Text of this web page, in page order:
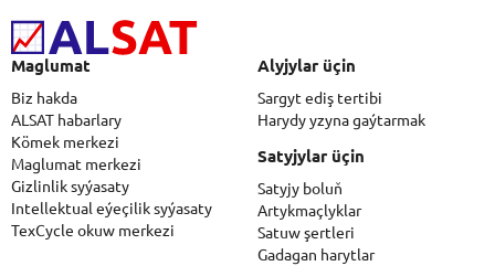
Maglumat
Biz hakda
ALSAT habarlary
Kömek merkezi
Maglumat merkezi
Gizlinlik syýasaty
Intellektual eýeçilik syýasaty
TexCycle okuw merkezi
Alyjylar üçin
Sargyt ediş tertibi
Harydy yzyna gaýtarmak
Satyjylar üçin
Satyjy boluň
Artykmaçlyklar
Satuw şertleri
Gadagan harytlar